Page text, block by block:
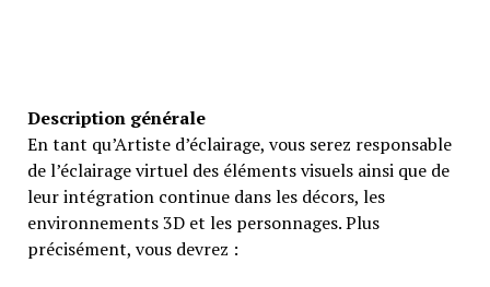
Description générale
En tant qu’Artiste d’éclairage, vous serez responsable
de l’éclairage virtuel des éléments visuels ainsi que de
leur intégration continue dans les décors, les
environnements 3D et les personnages. Plus
précisément, vous devrez :